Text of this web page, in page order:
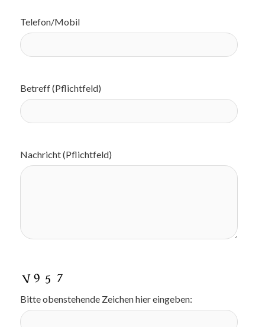
Telefon/Mobil
Betreff (Pflichtfeld)
Nachricht (Pflichtfeld)
Bitte obenstehende Zeichen hier eingeben: